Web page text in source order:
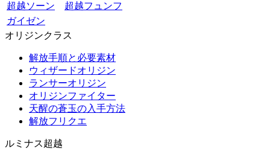
超越ソーン
超越フュンフ
ガイゼン
オリジンクラス
解放手順と必要素材
ウィザードオリジン
ランサーオリジン
オリジンファイター
天醒の蒼玉の入手方法
解放フリクエ
ルミナス超越